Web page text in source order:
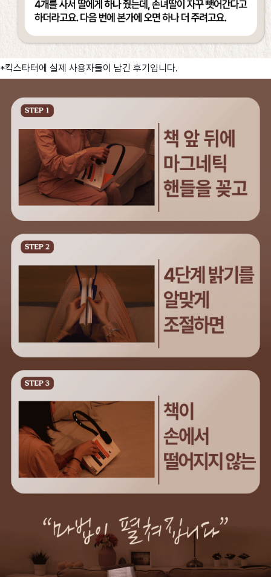
*킥스타터에 실제 사용자들이 남긴 후기입니다.